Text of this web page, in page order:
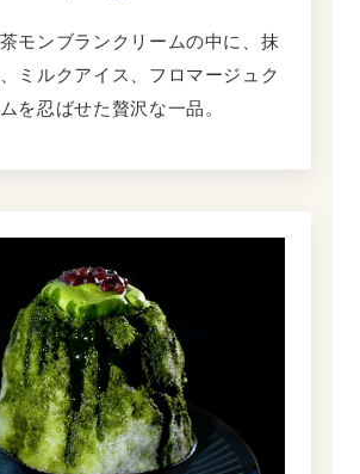
モンブランクリームの中に、抹
ミルクアイス、フロマージュク
を忍ばせた贅沢な一品。